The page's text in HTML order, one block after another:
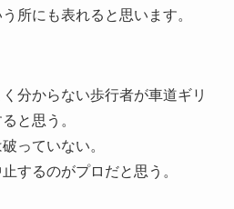
所にも表れると思います。
分からない歩行者が車道ギリ
と思う。
っていない。
するのがプロだと思う。